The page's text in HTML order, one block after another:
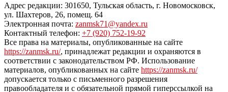
Адрес редакции: 301650, Тульская область, г. Новомосковск,
ул. Шахтеров, 26, помещ. 64
Электронная почта: zanmsk71@yandex.ru
Контактный телефон: +7 (920) 752-19-92
Все права на материалы, опубликованные на сайте
https://zanmsk.ru/, принадлежат редакции и охраняются в
соответствии с законодательством РФ. Использование
материалов, опубликованных на сайте https://zanmsk.ru/
допускается только с письменного разрешения
правообладателя и с обязательной прямой гиперссылкой на